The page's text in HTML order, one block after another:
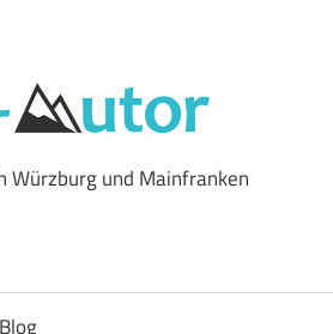
Autor
Würzburg und Mainfranken